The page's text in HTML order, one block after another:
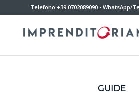
Telefono +39 0702089090 - WhatsApp/
GUIDE